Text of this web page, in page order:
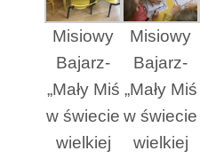
Misiowy
Bajarz-
„Mały Miś
w świecie
wielkiej
Misiowy
Bajarz-
„Mały Miś
w świecie
wielkiej